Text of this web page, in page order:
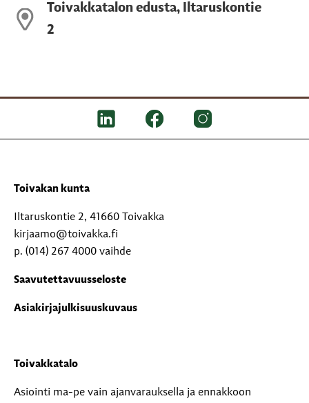
Toivakkatalon edusta, Iltaruskontie
2
Toivakan kunta
Iltaruskontie 2, 41660 Toivakka
kirjaamo@toivakka.fi
p. (014) 267 4000 vaihde
Saavutettavuusseloste
Asiakirjajulkisuuskuvaus
Toivakkatalo
Asiointi ma-pe vain ajanvarauksella ja ennakkoon